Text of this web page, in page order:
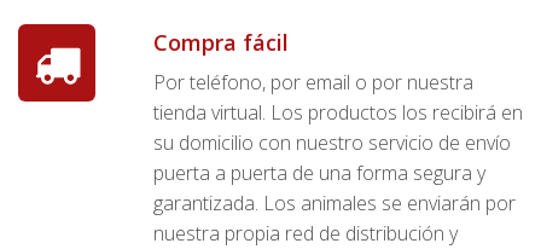
Compra fácil
Por teléfono, por email o por nuestra
tienda virtual. Los productos los recibirá en
su domicilio con nuestro servicio de envío
puerta a puerta de una forma segura y
garantizada. Los animales se enviarán por
nuestra propia red de distribución y